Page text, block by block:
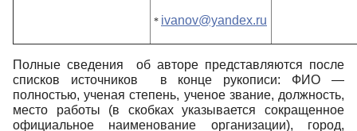
* ivanov@yandex.ru
Полные сведения об авторе представляются после
списков источников в конце рукописи: ФИО —
полностью, ученая степень, ученое звание, должность,
место работы (в скобках указывается сокращенное
официальное наименование организации), город,